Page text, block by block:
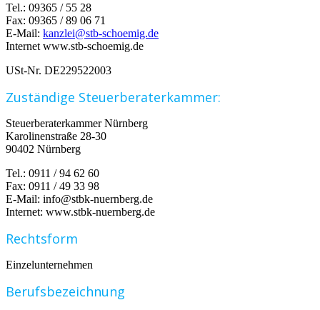
Tel.: 09365 / 55 28
Fax: 09365 / 89 06 71
E-Mail: kanzlei@stb-schoemig.de
Internet www.stb-schoemig.de
USt-Nr. DE229522003
Zuständige Steuerberaterkammer:
Steuerberaterkammer Nürnberg
Karolinenstraße 28-30
90402 Nürnberg
Tel.: 0911 / 94 62 60
Fax: 0911 / 49 33 98
E-Mail: info@stbk-nuernberg.de
Internet: www.stbk-nuernberg.de
Rechtsform
Einzelunternehmen
Berufsbezeichnung